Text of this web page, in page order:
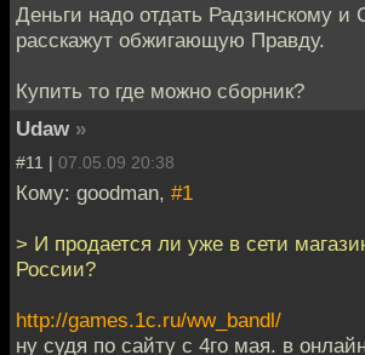
Деньги надо отдать Радзинскому и
расскажут обжигающую Правду.
Купить то где можно сборник?
Udaw »
#11 | 07.05.09 20:38
Кому: goodman, #1
> И продается ли уже в сети
России?
http://games.1c.ru/ww_bandl/
ну судя по сайту с 4го мая. в